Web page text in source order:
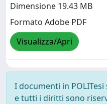
Dimensione 19.43 MB
Formato Adobe PDF
Visualizza/Apri
I documenti in
e tutti i diritti sono